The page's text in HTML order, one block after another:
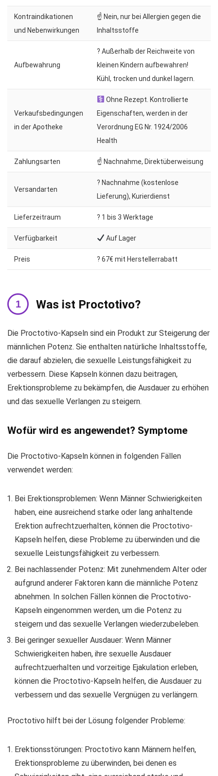
Kontraindikationen
und Nebenwirkungen
☝ Nein, nur bei Allergien gegen die
Inhaltsstoffe
Aufbewahrung
? Außerhalb der Reichweite von
kleinen Kindern aufbewahren!
Kühl, trocken und dunkel lagern.
Verkaufsbedingungen
in der Apotheke
Ohne Rezept. Kontrollierte
Eigenschaften, werden in der
Verordnung EG Nr. 1924/2006
Health
Zahlungsarten ☝ Nachnahme, Direktüberweisung
Versandarten
? Nachnahme (kostenlose
Lieferung), Kurierdienst
Lieferzeitraum ?️ 1 bis 3 Werktage
Verfügbarkeit Auf Lager
Preis ? 67€ mit Herstellerrabatt
Was ist Proctotivo?
Die Proctotivo-Kapseln sind ein Produkt zur Steigerung der
männlichen Potenz. Sie enthalten natürliche Inhaltsstoffe,
die darauf abzielen, die sexuelle Leistungsfähigkeit zu
verbessern. Diese Kapseln können dazu beitragen,
Erektionsprobleme zu bekämpfen, die Ausdauer zu erhöhen
und das sexuelle Verlangen zu steigern.
Wofür wird es angewendet? Symptome
Die Proctotivo-Kapseln können in folgenden Fällen
verwendet werden:
Bei Erektionsproblemen: Wenn Männer Schwierigkeiten
haben, eine ausreichend starke oder lang anhaltende
Erektion aufrechtzuerhalten, können die Proctotivo-
Kapseln helfen, diese Probleme zu überwinden und die
sexuelle Leistungsfähigkeit zu verbessern.
Bei nachlassender Potenz: Mit zunehmendem Alter oder
aufgrund anderer Faktoren kann die männliche Potenz
abnehmen. In solchen Fällen können die Proctotivo-
Kapseln eingenommen werden, um die Potenz zu
steigern und das sexuelle Verlangen wiederzubeleben.
Bei geringer sexueller Ausdauer: Wenn Männer
Schwierigkeiten haben, ihre sexuelle Ausdauer
aufrechtzuerhalten und vorzeitige Ejakulation erleben,
können die Proctotivo-Kapseln helfen, die Ausdauer zu
verbessern und das sexuelle Vergnügen zu verlängern.
Proctotivo hilft bei der Lösung folgender Probleme:
Erektionsstörungen: Proctotivo kann Männern helfen,
Erektionsprobleme zu überwinden, bei denen es